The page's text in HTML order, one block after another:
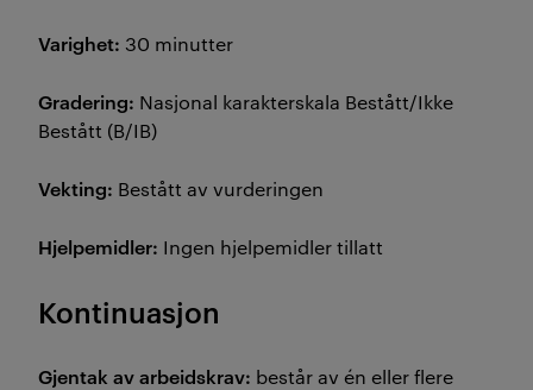
Varighet: 30 minutter
Gradering: Nasjonal karakterskala Bestått/Ikke
Bestått (B/IB)
Vekting: Bestått av vurderingen
Hjelpemidler: Ingen hjelpemidler tillatt
Kontinuasjon
Gjentak av arbeidskrav: består av én eller flere